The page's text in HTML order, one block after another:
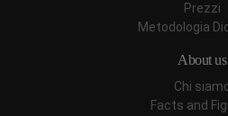
Prezzi
Metodologia
About us
Chi
Facts and